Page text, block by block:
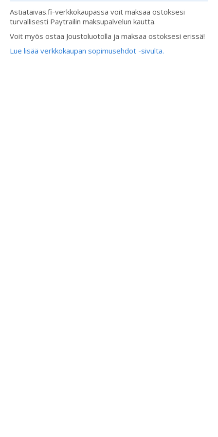
Astiataivas.fi-verkkokaupassa voit maksaa ostoksesi
turvallisesti Paytrailin maksupalvelun kautta.
Voit myös ostaa Joustoluotolla ja maksaa ostoksesi erissä!
Lue lisää verkkokaupan sopimusehdot -sivulta.